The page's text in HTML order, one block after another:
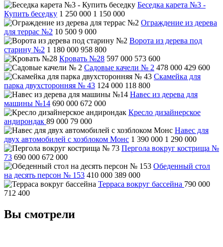
Беседка карета №3 -
Купить беседку 1 250 000 1 150 000
Ограждение из дерева
для террас №2 10 500 9 000
Ворота из дерева под
старину №2 1 180 000 958 800
Кровать №28 597 000 573 600
Садовые качели № 2 478 000 429 600
Скамейка для
парка двухсторонняя № 43 124 000 118 800
Навес из дерева для
машины №14 690 000 672 000
Кресло дизайнерское
андирондак 89 000 79 000
Навес для
двух автомобилей с хозблоком Монс 1 390 000 1 290 000
Пергола вокруг кострища №
73 690 000 672 000
Обеденный стол
на десять персон № 153 410 000 389 000
Терраса вокруг бассейна 790 000
712 400
Вы смотрели